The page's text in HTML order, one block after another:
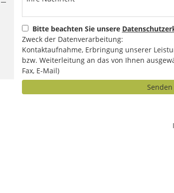
Bitte beachten Sie unsere
Zweck der Datenverarbeitung:
Kontaktaufnahme, Erbringung unserer
bzw. Weiterleitung an das von Ihnen
Fax, E-Mail)
Senden